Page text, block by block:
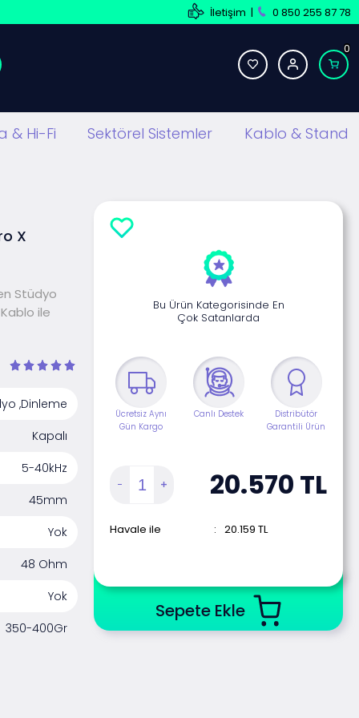
İletişim | 0 850 255 87 78
0
& Hi-Fi Sektörel Sistemler Kablo & Stand
X
Stüdyo
Kablo ile
,Dinleme
Kapalı
5-40kHz
45mm
Yok
48 Ohm
Yok
350-400Gr
Bu Ürün Kategorisinde En
Çok Satanlarda
Ücretsiz Aynı
Gün Kargo
Canlı Destek
Distribütör
Garantili Ürün
20.570 TL
Havale ile : 20.159 TL
Sepete Ekle